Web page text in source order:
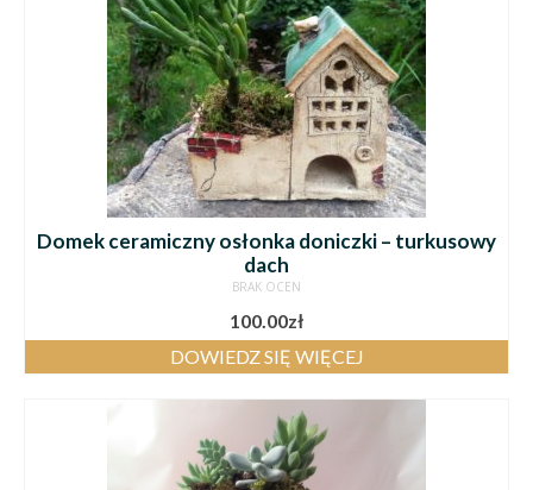
Domek ceramiczny osłonka doniczki – turkusowy
dach
BRAK OCEN
100.00zł
DOWIEDZ SIĘ WIĘCEJ